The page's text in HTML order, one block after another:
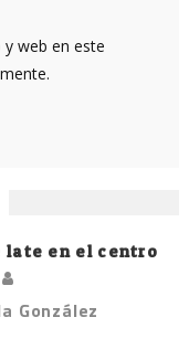
web en este
late en el centro
González